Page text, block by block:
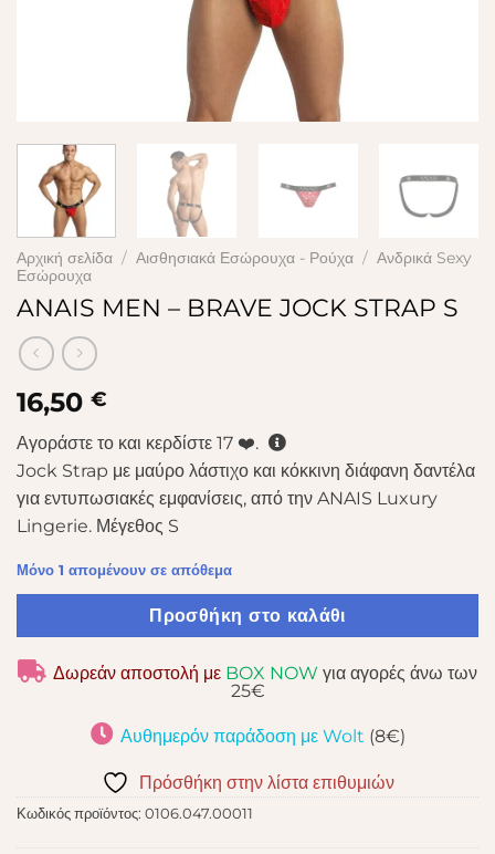
Αρχική σελίδα / Αισθησιακά Εσώρουχα - Ρούχα / Ανδρικά Sexy
Εσώρουχα
ANAIS MEN – BRAVE JOCK STRAP S
16,50 €
Αγοράστε το και κερδίστε 17 ❤️.
Jock Strap με μαύρο λάστιχο και κόκκινη διάφανη δαντέλα
για εντυπωσιακές εμφανίσεις, από την ANAIS Luxury
Lingerie. Μέγεθος S
Μόνο 1 απομένουν σε απόθεμα
Προσθήκη στο καλάθι
Δωρεάν αποστολή με BOX NOW για αγορές άνω των
25€
Αυθημερόν παράδοση με Wolt (8€)
Πρόσθήκη στην λίστα επιθυμιών
Κωδικός προϊόντος: 0106.047.00011